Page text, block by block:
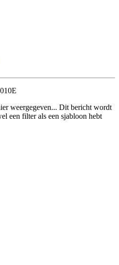
weergegeven... Dit bericht wordt
een filter als een sjabloon hebt